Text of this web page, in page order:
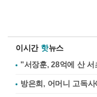
이시간 핫뉴스
"서장훈, 28억에 산
방은희, 어머니 고독